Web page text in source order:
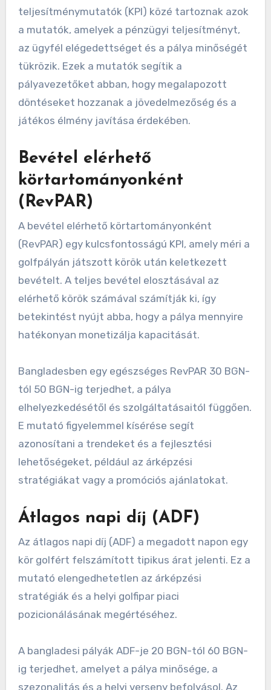
teljesítménymutatók (KPI) közé tartoznak azok
a mutatók, amelyek a pénzügyi teljesítményt,
az ügyfél elégedettséget és a pálya minőségét
tükrözik. Ezek a mutatók segítik a
pályavezetőket abban, hogy megalapozott
döntéseket hozzanak a jövedelmezőség és a
játékos élmény javítása érdekében.
Bevétel elérhető
körtartományonként
(RevPAR)
A bevétel elérhető körtartományonként
(RevPAR) egy kulcsfontosságú KPI, amely méri a
golfpályán játszott körök után keletkezett
bevételt. A teljes bevétel elosztásával az
elérhető körök számával számítják ki, így
betekintést nyújt abba, hogy a pálya mennyire
hatékonyan monetizálja kapacitását.
Bangladesben egy egészséges RevPAR 30 BGN-
tól 50 BGN-ig terjedhet, a pálya
elhelyezkedésétől és szolgáltatásaitól függően.
E mutató figyelemmel kísérése segít
azonosítani a trendeket és a fejlesztési
lehetőségeket, például az árképzési
stratégiákat vagy a promóciós ajánlatokat.
Átlagos napi díj (ADF)
Az átlagos napi díj (ADF) a megadott napon egy
kör golfért felszámított tipikus árat jelenti. Ez a
mutató elengedhetetlen az árképzési
stratégiák és a helyi golfipar piaci
pozicionálásának megértéséhez.
A bangladesi pályák ADF-je 20 BGN-tól 60 BGN-
ig terjedhet, amelyet a pálya minősége, a
szezonalitás és a helyi verseny befolyásol. Az